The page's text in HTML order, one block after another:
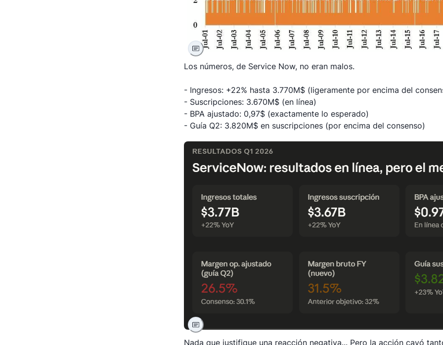
Los números, de Service Now, no eran malos.
- Ingresos: +22% hasta 3.770M$ (ligeramente por encima del
- Suscripciones: 3.670M$ (en línea)
- BPA ajustado: 0,97$ (exactamente lo esperado)
- Guía Q2: 3.820M$ en suscripciones (por encima del consenso)
Nada que justifique una reacción negativa... Pero la acción cayó